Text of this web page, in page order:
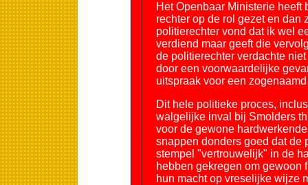
Het Openbaar Ministerie
rechter op de rol gezet en dan
politierechter vond dat ik wel
verdiend maar geeft die
de politierechter verdachte
door een voorwaardelijke
uitspraak voor een
Dit hele politieke proces,
walgelijke inval bij Smolders
voor de gewone
snappen donders goed dat de
stempel "vertrouwelijk" in de
hebben gekregen om gewoon
hun macht op vreselijke wijze